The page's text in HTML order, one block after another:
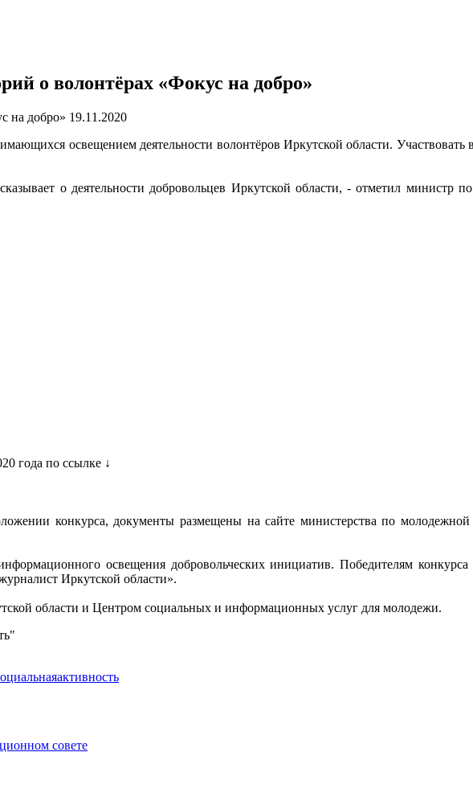
о волонтёрах «Фокус на добро»
19.11.2020
освещением деятельности волонтёров Иркутской области. Участвовать
о деятельности добровольцев Иркутской области, - отметил министр
года по ссылке ↓
конкурса, документы размещены на сайте министерства по молодежной
освещения добровольческих инициатив. Победителям
Иркутской области».
области и Центром социальных и информационных услуг для молодежи.